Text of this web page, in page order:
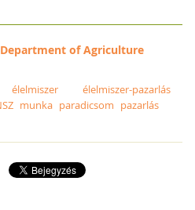
of Agriculture
élelmiszer
élelmiszer-pazarlás
munka paradicsom pazarlás